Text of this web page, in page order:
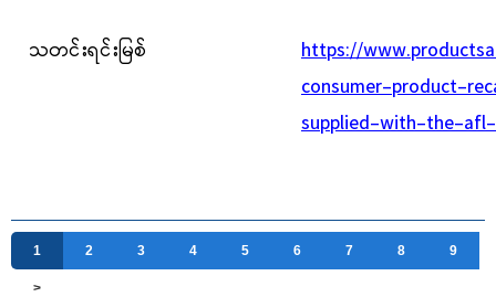
သတင်းရင်းမြစ်
https://
consumer-product-
supplied-with-the-afl-
1 2 3 4 5 6 7 8 9
>